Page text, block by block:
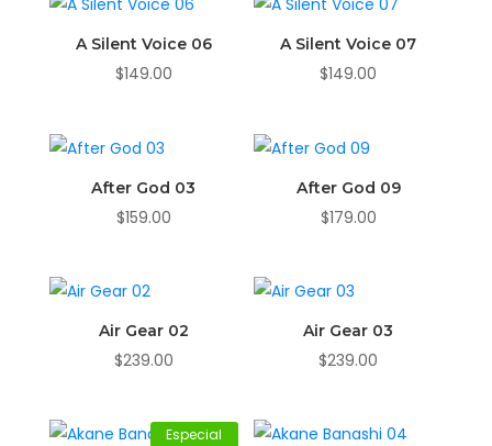
A Silent Voice 06
$149.00
A Silent Voice 07
$149.00
After God 03
$159.00
After God 09
$179.00
Air Gear 02
$239.00
Air Gear 03
$239.00
Especial